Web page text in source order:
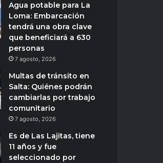
Agua potable para La
Loma: Embarcación
tendrá una obra clave
que beneficiará a 630
personas
7 agosto, 2026
Multas de tránsito en
Salta: Quiénes podrán
cambiarlas por trabajo
comunitario
7 agosto, 2026
Es de Las Lajitas, tiene
11 años y fue
seleccionado por